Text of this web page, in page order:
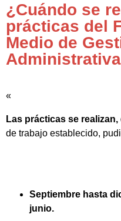
¿Cuándo se
prácticas del
Medio de
«
Las prácticas se
de trabajo establecido,
Septiembre hasta
junio.